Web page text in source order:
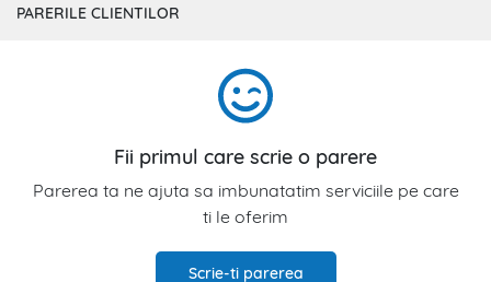
PARERILE CLIENTILOR
Fii primul care scrie o parere
Parerea ta ne ajuta sa imbunatatim serviciile pe care
ti le oferim
Scrie-ti parerea